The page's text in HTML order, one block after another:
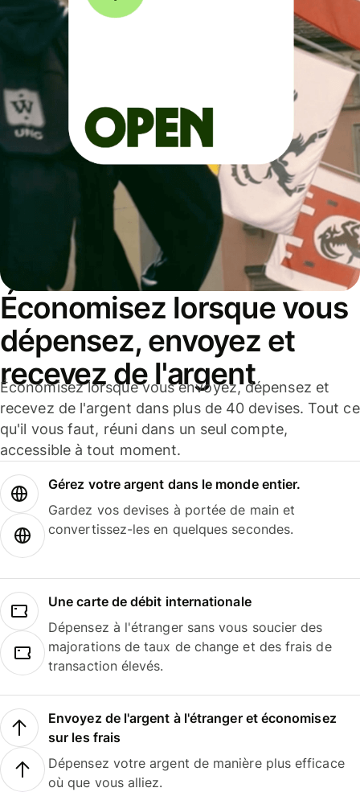
Économisez lorsque vous
dépensez, envoyez et
recevez de l'argent
Économisez lorsque vous envoyez, dépensez et
recevez de l'argent dans plus de 40 devises. Tout ce
qu'il vous faut, réuni dans un seul compte,
accessible à tout moment.
Gérez votre argent dans le monde entier.
Gardez vos devises à portée de main et
convertissez-les en quelques secondes.
Une carte de débit internationale
Dépensez à l'étranger sans vous soucier des
majorations de taux de change et des frais de
transaction élevés.
Envoyez de l'argent à l'étranger et économisez
sur les frais
Dépensez votre argent de manière plus efficace
où que vous alliez.